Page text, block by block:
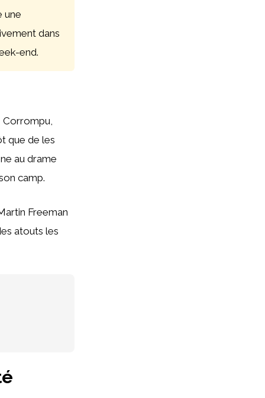
une
dans
end.
Corrompu,
que de les
au drame
camp.
Freeman
atouts les